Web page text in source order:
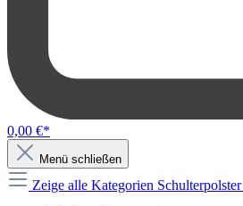
0,00 €*
Menü schließen
Zeige alle Kategorien Schulterpolster